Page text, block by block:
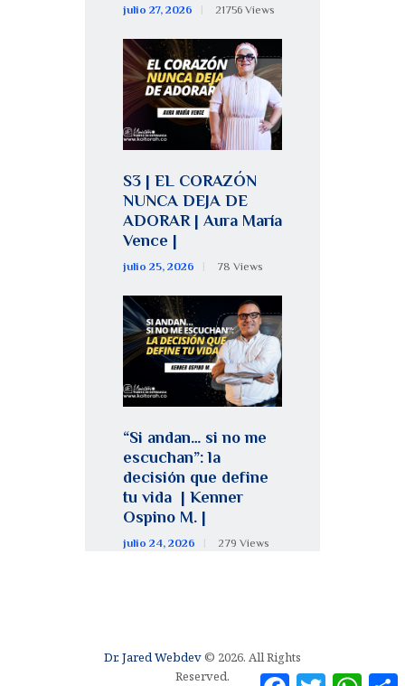
julio 27, 2026 21756 Views
S3 | EL CORAZÓN
NUNCA DEJA DE
ADORAR | Aura María
Vence |
julio 25, 2026 78 Views
“Si andan… si no me
escuchan”: la
decisión que define
tu vida | Kenner
Ospino M. |
julio 24, 2026 279 Views
Dr. Jared Webdev© 2026. All Rights
Reserved.
T W